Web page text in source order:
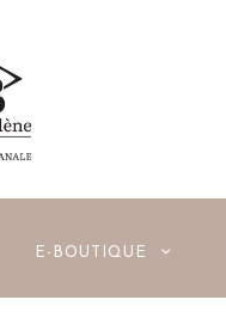
E-BOUTIQUE